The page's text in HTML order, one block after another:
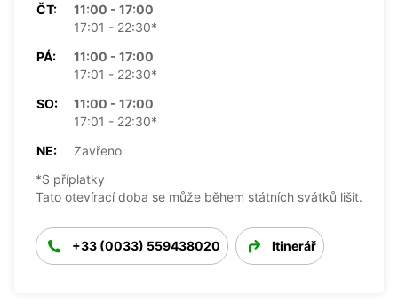
ČT:
11:00 - 17:00
17:01 - 22:30*
PÁ:
11:00 - 17:00
17:01 - 22:30*
SO:
11:00 - 17:00
17:01 - 22:30*
NE:
Zavřeno
*S příplatky
Tato otevírací doba se může během státních svátků lišit.
+33 (0033) 559438020 Itinerář